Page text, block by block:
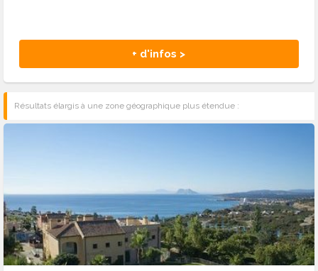
+ d'infos >
Résultats élargis à une zone géographique plus étendue :